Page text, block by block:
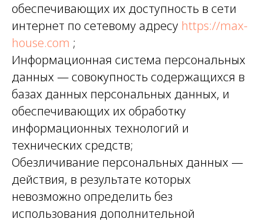
обеспечивающих их доступность в сети
интернет по сетевому адресу https://max-
house.com ;
Информационная система персональных
данных — совокупность содержащихся в
базах данных персональных данных, и
обеспечивающих их обработку
информационных технологий и
технических средств;
Обезличивание персональных данных —
действия, в результате которых
невозможно определить без
использования дополнительной